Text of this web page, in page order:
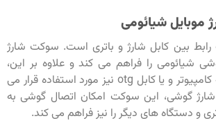
موبایل شیائومی
بین کابل شارژ و باتری است. سوکت شارژ
شیائومی را فراهم می کند و علاوه بر این،
جهت اتصال تلفن به کامپیوتر و یا کابل otg نیز مورد استفاده قرار می
شارژ گوشی، این سوکت امکان اتصال گوشی به
و دستگاه های دیگر را نیز فراهم می کند.